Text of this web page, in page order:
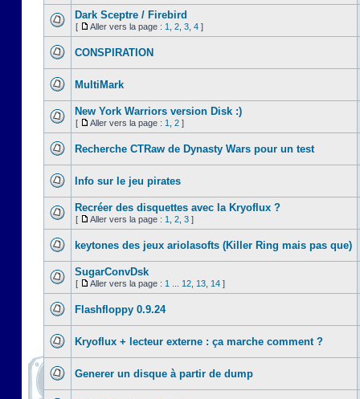
Dark Sceptre / Firebird
[ Aller vers la page : 1 2 3 4 ]
CONSPIRATION
MultiMark
New York Warriors version Disk :)
[ Aller vers la page : 1 2 ]
Recherche CTRaw de Dynasty Wars pour un test
Info sur le jeu pirates
Recréer des disquettes avec la Kryoflux ?
[ Aller vers la page : 1 2 3 ]
keytones des jeux ariolasofts (Killer Ring mais pas que)
SugarConvDsk
[ Aller vers la page : 1 12 13 14 ]
Flashfloppy 0.9.24
Kryoflux + lecteur externe : ça marche comment ?
Generer un disque à partir de dump